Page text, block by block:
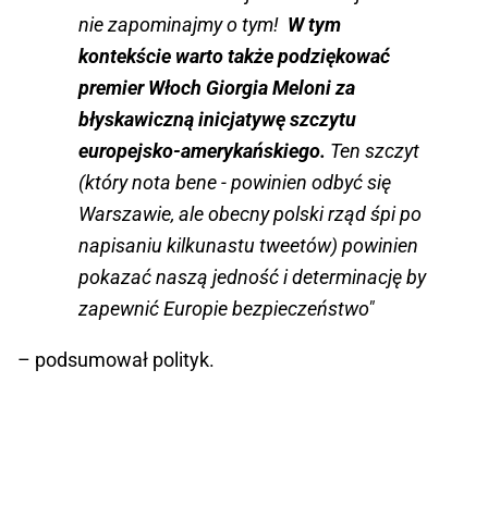
nie zapominajmy o tym! W tym
kontekście warto także podziękować
premier Włoch Giorgia Meloni za
błyskawiczną inicjatywę szczytu
europejsko-amerykańskiego. Ten szczyt
(który nota bene - powinien odbyć się
Warszawie, ale obecny polski rząd śpi po
napisaniu kilkunastu tweetów) powinien
pokazać naszą jedność i determinację by
zapewnić Europie bezpieczeństwo"
– podsumował polityk.